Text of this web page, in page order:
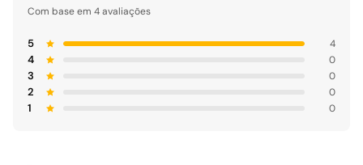
Com base em 4 avaliações
5 4
4 0
3 0
2 0
1 0